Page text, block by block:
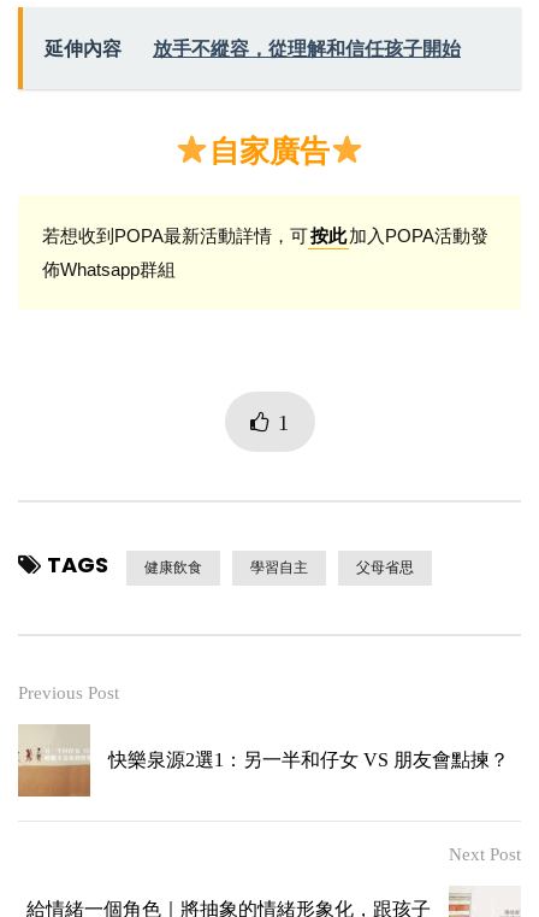
延伸內容 放手不縱容，從理解和信任孩子開始
自家廣告
若想收到POPA最新活動詳情，可按此加入POPA活動發
佈Whatsapp群組
1
TAGS 健康飲食 學習自主 父母省思
Previous Post
快樂泉源2選1：另一半和仔女 VS 朋友會點揀？
Next Post
給情緒一個角色｜將抽象的情緒形象化，跟孩子